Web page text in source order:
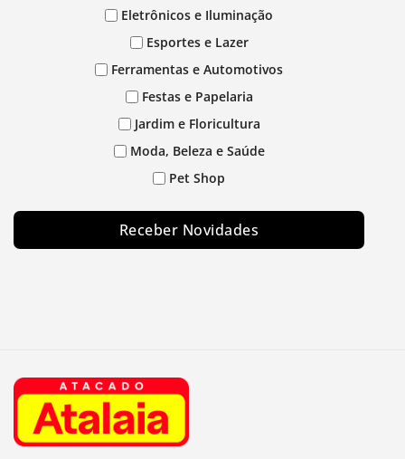
Eletrônicos e Iluminação
Esportes e Lazer
Ferramentas e Automotivos
Festas e Papelaria
Jardim e Floricultura
Moda, Beleza e Saúde
Pet Shop
Receber Novidades